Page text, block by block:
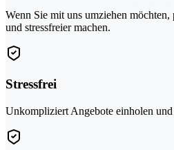
Wenn Sie mit uns umziehen
und stressfreier machen.
Stressfrei
Unkompliziert Angebote einholen